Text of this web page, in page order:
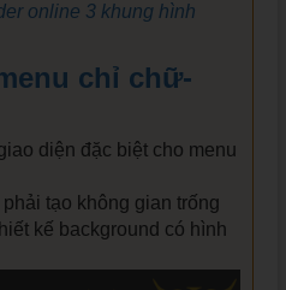
online 3 khung hình
chỉ chữ-
diện đặc biệt cho menu
tạo không gian trống
kế background có hình